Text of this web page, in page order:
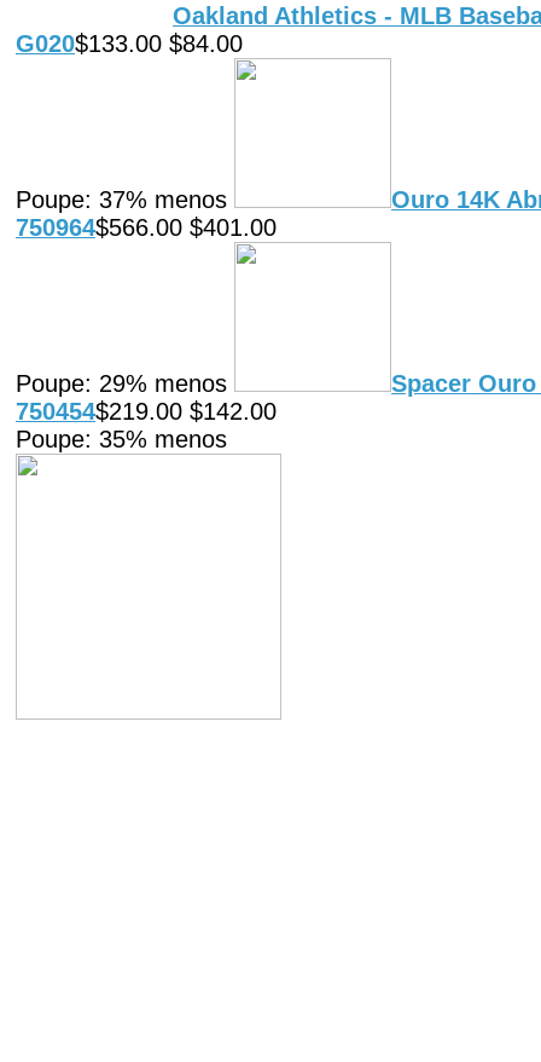
Oakland Athletics - MLB
G020$133.00 $84.00
Poupe: 37% menos
Ouro 14K
750964$566.00 $401.00
Poupe: 29% menos
Spacer
750454$219.00 $142.00
Poupe: 35% menos